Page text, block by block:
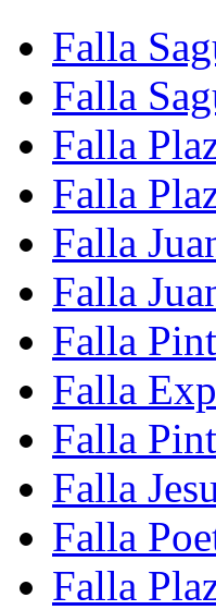
Falla
Falla
Falla
Falla
Falla
Falla
Falla
Falla
Falla
Falla
Falla
Falla